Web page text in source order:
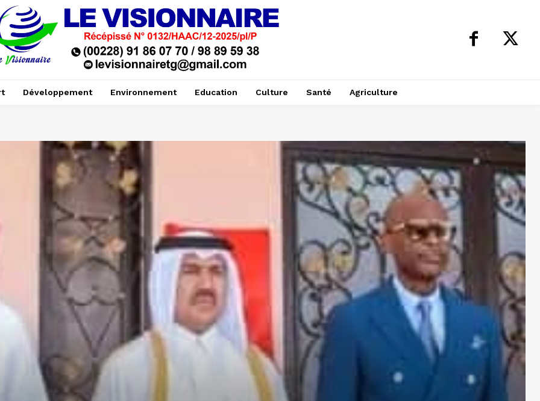
Développement Environnement Education Culture Santé Agriculture